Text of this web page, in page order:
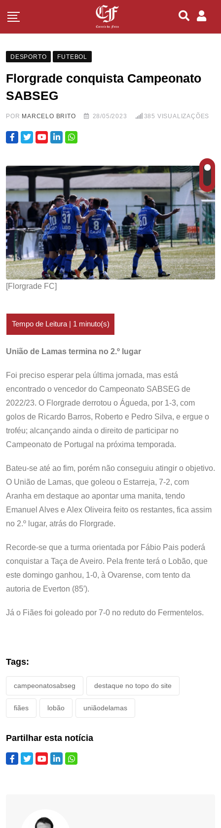
DESPORTO FUTEBOL
Florgrade conquista Campeonato
SABSEG
POR MARCELO BRITO 28/05/2023 385 VISUALIZAÇÕES
[Florgrade FC]
União de Lamas termina no 2.º lugar
Foi preciso esperar pela última jornada, mas está
encontrado o vencedor do Campeonato SABSEG de
2022/23. O Florgrade derrotou o Águeda, por 1-3, com
golos de Ricardo Barros, Roberto e Pedro Silva, e ergue o
troféu; alcançando ainda o direito de participar no
Campeonato de Portugal na próxima temporada.
Bateu-se até ao fim, porém não conseguiu atingir o objetivo.
O União de Lamas, que goleou o Estarreja, 7-2, com
Aranha em destaque ao apontar uma manita, tendo
Emanuel Alves e Alex Oliveira feito os restantes, fica assim
no 2.º lugar, atrás do Florgrade.
Recorde-se que a turma orientada por Fábio Pais poderá
conquistar a Taça de Aveiro. Pela frente terá o Lobão, que
este domingo ganhou, 1-0, à Ovarense, com tento da
autoria de Everton (85′).
Já o Fiães foi goleado por 7-0 no reduto do Fermentelos.
Tags:
campeonatosabseg destaque no topo do site
fiães lobão uniãodelamas
Partilhar esta notícia